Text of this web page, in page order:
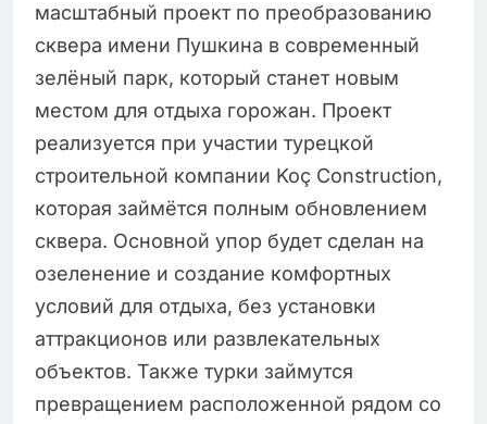
масштабный проект по преобразованию
сквера имени Пушкина в современный
зелёный парк, который станет новым
местом для отдыха горожан. Проект
реализуется при участии турецкой
строительной компании Koç Construction,
которая займётся полным обновлением
сквера. Основной упор будет сделан на
озеленение и создание комфортных
условий для отдыха, без установки
аттракционов или развлекательных
объектов. Также турки займутся
превращением расположенной рядом со